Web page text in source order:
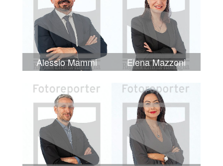
Alessio Mammi Elena Mazzoni